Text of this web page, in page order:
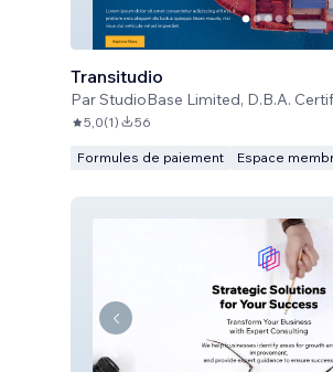
Transitudio
ParStudioBase Limited, D.B.A.
5,0(1) 56
Formules de paiement Espace